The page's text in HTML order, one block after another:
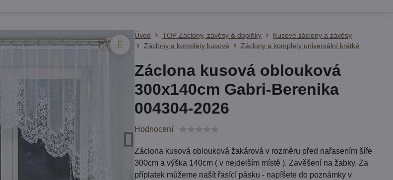
Úvod TOP Záclony, závěsy & doplňky
Kusové záclony a závěsy
Záclony a komplety kusové
Záclony a komplety universální krátké
Záclona kusová oblouková
300x140cm Gabri-Berenika
004304-2026
Hodnocení
Záclona kusová oblouková žakárová v rozměru před nařasením šíře
300cm a výška 140cm ( v nejdelším místě ). Zavěšení na žabky. Za
příplatek můžeme našít řasící pásku - napíšete do poznámky v